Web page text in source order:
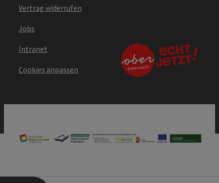
Vertrag widerrufen
Jobs
Intranet
Cookies anpassen